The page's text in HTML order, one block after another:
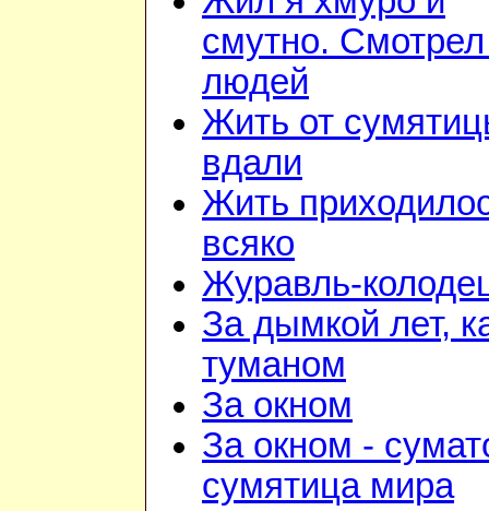
смутно.
людей
Жить от
вдали
Жить
всяко
Журавль-
За дымкой лет,
туманом
За окном
За окном -
сумятица мира